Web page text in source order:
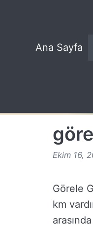
Ana Sayfa
Ekim 16,
Görele
km